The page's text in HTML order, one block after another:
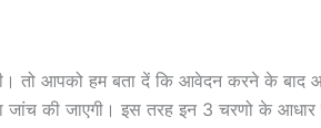
तो आपको हम बता दें कि आवेदन करने के बाद
की जाएगी। इस तरह इन 3 चरणो के आधार